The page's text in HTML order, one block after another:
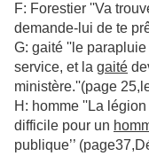
F: Forestier ''Va
demande-lui de te
G: gaité ''le
service, et la gaité
ministère.''(page
H: homme ''La
difficile pour un
publique’’